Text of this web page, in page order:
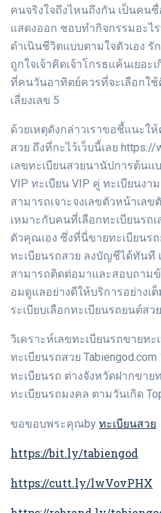
คนจริงใจถึงไหนถึงกัน เป็นคน
แสดงออก ชอบทำกิจกรรมอะไร
ดำเนินชีวิตแบบตามใจตัวเอง
ถูกใจเจ้าคิดเจ้าโกรธแค้นเยอะ
ที่คนวันอาทิตย์ควรที่จะเลือกใช้
เลี่ยงเลข 5
ด้วยเหตุดังกล่าวเราขอชี้แนะใ
สวย ถึงที่กะไว้เว็บนี้เลย https://
เลขทะเบียนสวยนานัปการต้นแ
VIP ทะเบียน VIP คู่ ทะเบียนงา
สามารถเจาะจงเลขตัวหน้าเลข
เหมาะกับคนที่เลือกทะเบียนรถ
ตัวคุณเอง ซึ่งที่นี่ขายทะเบียนร
ทะเบียนรถสวย ลงบัญชีได้ทันที
สามารถติดต่อมาและสอบถาม
อมดูแลอย่างดีให้บริการอย่างเ
ระเบียบเลือกทะเบียนรถยนต์ส
วิเคราะห์เลขทะเบียนรถขายทะ
ทะเบียนรถสวย
ทะเบียนรถ ต่างจังหวัดฝากขาย
ทะเบียนรถมงคล ตามวันเกิด
ขอขอบพระคุณby ทะเบียนสวย
https://bit.ly/tabiengod
https://cutt.ly/lwVovPHX